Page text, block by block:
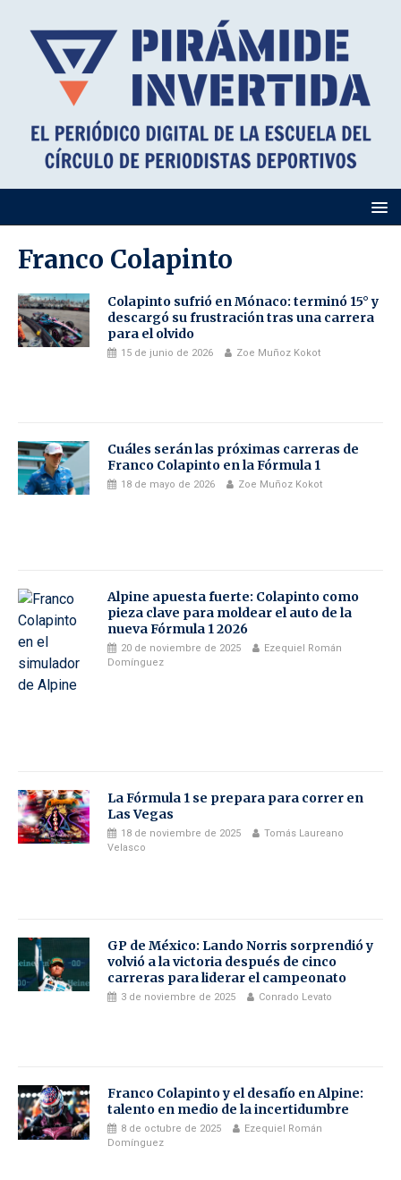
Franco Colapinto
Colapinto sufrió en Mónaco: terminó 15° y
descargó su frustración tras una carrera
para el olvido
15 de junio de 2026 Zoe Muñoz Kokot
Cuáles serán las próximas carreras de
Franco Colapinto en la Fórmula 1
18 de mayo de 2026 Zoe Muñoz Kokot
Alpine apuesta fuerte: Colapinto como
pieza clave para moldear el auto de la
nueva Fórmula 1 2026
20 de noviembre de 2025
Ezequiel Román
Domínguez
La Fórmula 1 se prepara para correr en
Las Vegas
18 de noviembre de 2025
Tomás Laureano
Velasco
GP de México: Lando Norris sorprendió y
volvió a la victoria después de cinco
carreras para liderar el campeonato
3 de noviembre de 2025 Conrado Levato
Franco Colapinto y el desafío en Alpine:
talento en medio de la incertidumbre
8 de octubre de 2025
Ezequiel Román
Domínguez